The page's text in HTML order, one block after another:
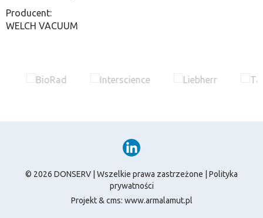
Producent:
WELCH VACUUM
© 2026 DONSERV | Wszelkie prawa zastrzeżone | Polityka
prywatności
Projekt & cms: www.armalamut.pl